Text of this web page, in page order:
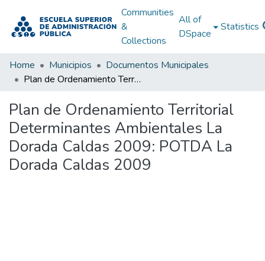
Communities
&
Collections
All of
DSpace
Statistics
Home Municipios
Documentos Municipales
Plan de Ordenamiento Territorial Determinantes Ambientales La Dorada Caldas 2009: POTDA La Dorada Caldas 2009
Plan de Ordenamiento Territorial
Determinantes Ambientales La
Dorada Caldas 2009: POTDA La
Dorada Caldas 2009